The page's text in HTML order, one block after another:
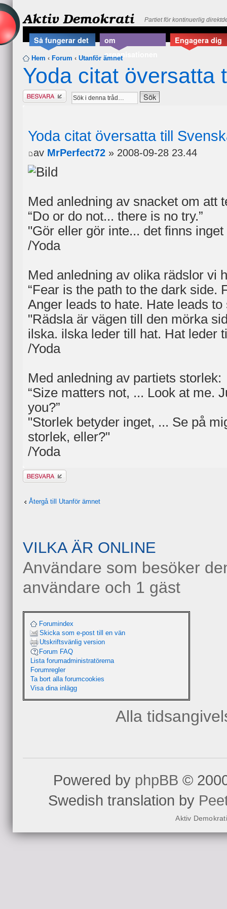
Aktiv Demokrati Partiet för kontinuerlig
Så fungerar det
om
organisationen
Engagera dig
Hem ‹ Forum ‹ Utanför ämnet
Yoda citat översatta
Besvara
Yoda citat översatta till
av MrPerfect72 » 2008-09-28 23.44
Med anledning av snacket om att
“Do or do not... there is no try.”
"Gör eller gör inte... det finns
/Yoda
Med anledning av olika rädslor vi
“Fear is the path to the dark side.
Anger leads to hate. Hate leads to
"Rädsla är vägen till den mörka
ilska. ilska leder till hat. Hat leder
/Yoda
Med anledning av partiets storlek:
“Size matters not, ... Look at me.
you?”
"Storlek betyder inget, ... Se på
storlek, eller?"
/Yoda
Besvara
Återgå till Utanför ämnet
VILKA ÄR ONLINE
Användare som besöker
användare och 1 gäst
Forumindex
Skicka som e-post till en vän
Utskriftsvänlig version
Forum FAQ
Lista forumadministratörerna
Forumregler
Ta bort alla forumcookies
Visa dina inlägg
Alla
Powered by phpBB ©
Swedish translation by
Aktiv Demokrati